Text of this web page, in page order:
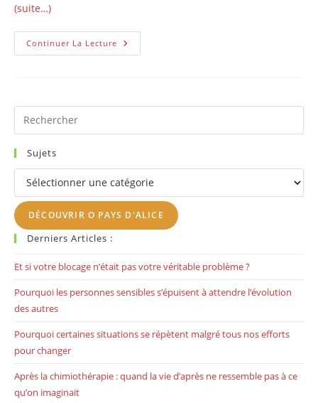
(suite…)
Continuer La Lecture Comment
Se
Bols
Sujets
Sujets
DÉCOUVRIR O PAYS D'ALICE
Derniers Articles :
Et si votre blocage n’était pas votre véritable problème ?
Pourquoi les personnes sensibles s’épuisent à attendre l’évolution
des autres
Pourquoi certaines situations se répètent malgré tous nos efforts
pour changer
Après la chimiothérapie : quand la vie d’après ne ressemble pas à ce
qu’on imaginait